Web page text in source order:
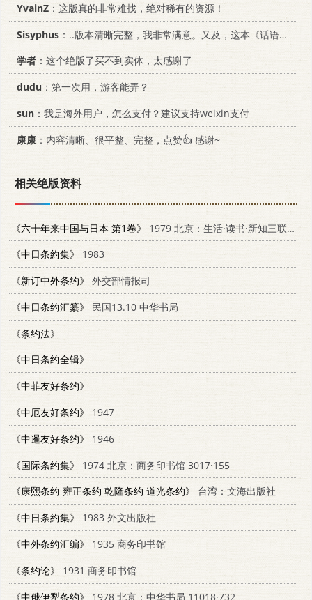
YvainZ ：这版真的非常难找，绝对稀有的资源！
Sisyphus ：..版本清晰完整，我非常满意。又及，这本《话语的真相》...
学者 ：这个绝版了买不到实体，太感谢了
dudu ：第一次用，游客能弄？
sun ：我是海外用户，怎么支付？建议支持weixin支付
康康 ：内容清晰、很平整、完整，点赞👍 感谢~
相关绝版资料
《六十年来中国与日本 第1卷》
1979 北京：生活·读书·新知三联书店 11002·537
《中日条約集》
1983
《新订中外条约》
外交部情报司
《中日条约汇纂》
民国13.10 中华书局
《条约法》
《中日条约全辑》
《中菲友好条约》
《中厄友好条约》
1947
《中暹友好条约》
1946
《国际条约集》
1974 北京：商务印书馆 3017·155
《康熙条约 雍正条约 乾隆条约 道光条约》
台湾：文海出版社
《中日条約集》
1983 外文出版社
《中外条约汇编》
1935 商务印书馆
《条约论》
1931 商务印书馆
《中俄伊犁条约》
1978 北京：中华书局 11018·732